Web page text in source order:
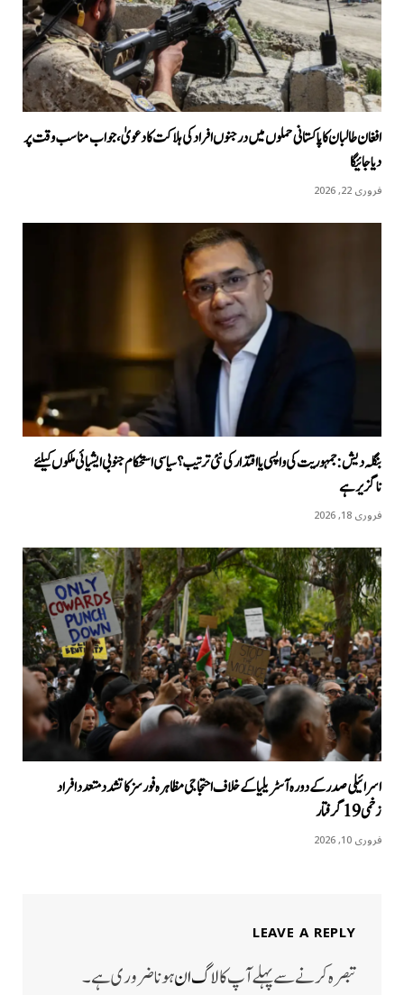
افغان طالبان کا پاکستانی حملوں میں درجنوں افراد کی ہلاکت کا دعویٰ، جواب مناسب وقت پر
دیا جائیگا
فروری 22, 2026
بنگلہ دیش: جمہوریت کی واپسی یا اقتدار کی نئی ترتیب؟ سیاسی استحکام جنوبی ایشیائی ملکوں کیلئے
ناگزیر ہے
فروری 18, 2026
اسرائیلی صدر کے دورہ آسٹریلیا کےخلاف احتجاجی مظاہرہ فورسز کا تشدد متعدد افراد
زخمی 19 گرفتار
فروری 10, 2026
LEAVE A REPLY
تبصرہ کرنے سے پہلے آپ کالاگ انہونا ضروری ہے۔